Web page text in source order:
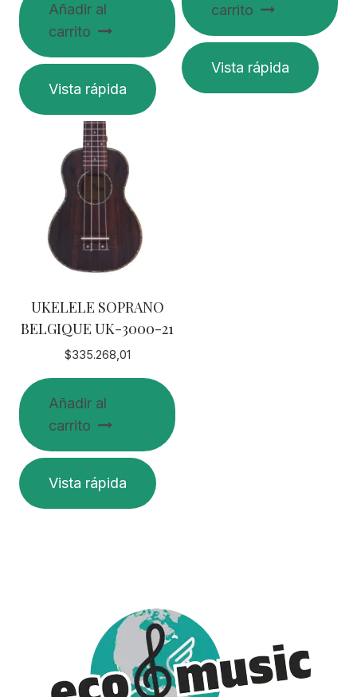
Añadir al
carrito
Vista rápida
carrito
Vista rápida
UKELELE SOPRANO
BELGIQUE UK-3000-21
$335.268,01
Añadir al
carrito
Vista rápida